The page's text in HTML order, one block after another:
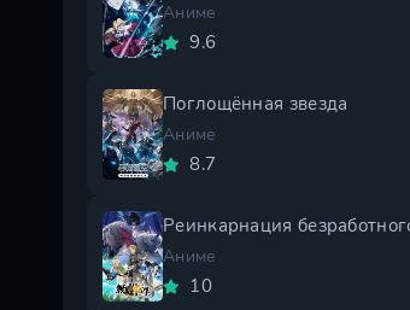
Аниме
9.6
Поглощённая звезда
Аниме
8.7
Аниме
10